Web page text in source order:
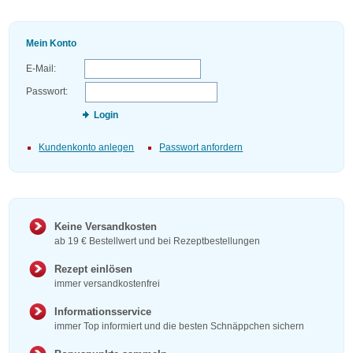
Mein Konto
E-Mail:
Passwort:
Login
Kundenkonto anlegen Passwort anfordern
Keine Versandkosten
ab 19 € Bestellwert und bei Rezeptbestellungen
Rezept einlösen
immer versandkostenfrei
Informationsservice
immer Top informiert und die besten Schnäppchen sichern